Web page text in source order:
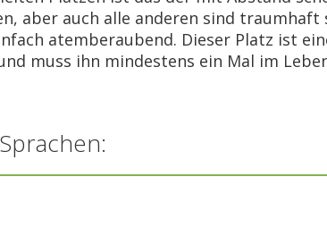
aber auch alle anderen sind traumhaft
atemberaubend. Dieser Platz ist
muss ihn mindestens ein Mal im